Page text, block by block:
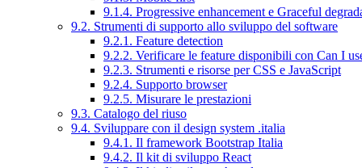
9.1.4. Progressive enhancement e Graceful
9.2. Strumenti di supporto allo sviluppo del software
9.2.1. Feature detection
9.2.2. Verificare le feature disponibili con Can I
9.2.3. Strumenti e risorse per CSS e JavaScript
9.2.4. Supporto browser
9.2.5. Misurare le prestazioni
9.3. Catalogo del riuso
9.4. Sviluppare con il design system .italia
9.4.1. Il framework Bootstrap Italia
9.4.2. Il kit di sviluppo React